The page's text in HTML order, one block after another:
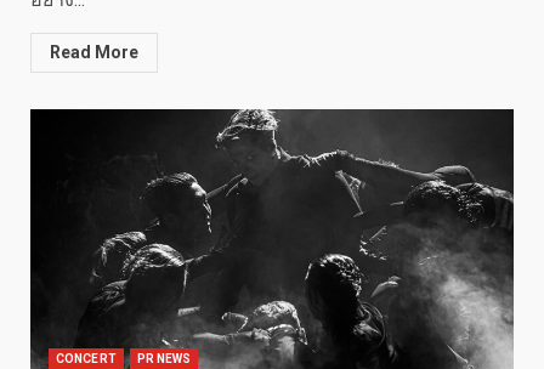
Read More
CONCERT PR NEWS